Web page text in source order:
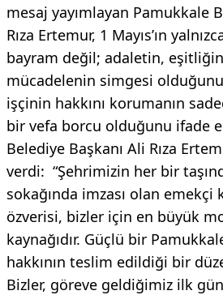
mesaj yayımlayan Pamukkale
Rıza Ertemur, 1 Mayıs’ın
bayram değil; adaletin,
mücadelenin simgesi
işçinin hakkını korumanın
bir vefa borcu olduğunu ifade
Belediye Başkanı Ali Rıza
verdi: “Şehrimizin her bir
sokağında imzası olan
özverisi, bizler için en büyük
kaynağıdır. Güçlü bir
hakkının teslim edildiği bir
Bizler, göreve geldiğimiz ilk